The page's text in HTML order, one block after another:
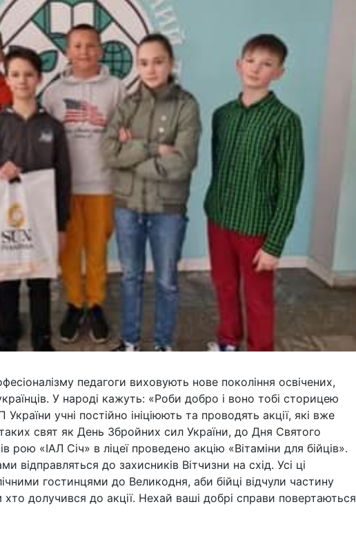
педагоги виховують нове покоління освічених,
У народі кажуть: «Роби добро і воно тобі сторицею
учні постійно ініціюють та проводять акції, які вже
свят як День Збройних сил України, до Дня Святого
рою «ІАЛ Січ» в ліцеї проведено акцію «Вітаміни для бійців».
відправляться до захисників Вітчизни на схід. Усі ці
гостинцями до Великодня, аби бійці відчули частину
долучився до акції. Нехай ваші добрі справи повертаються